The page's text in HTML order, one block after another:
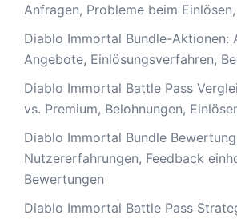
Anfragen, Probleme beim
Diablo Immortal Bundle-Aktionen:
Angebote, Einlösungsverfahren,
Diablo Immortal Battle Pass
vs. Premium, Belohnungen,
Diablo Immortal Bundle
Nutzererfahrungen, Feedback
Bewertungen
Diablo Immortal Battle Pass